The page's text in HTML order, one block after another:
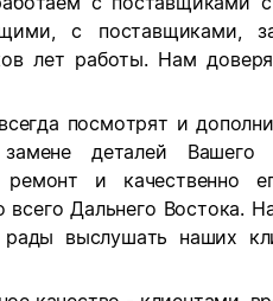
с поставщиками,
лет работы. Нам
посмотрят и
деталей
и качественно
всего Дальнего Востока.
выслушать наших